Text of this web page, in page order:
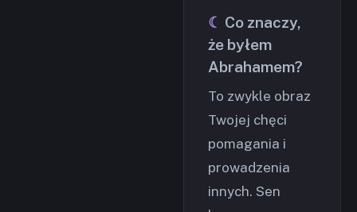
Co znaczy,
że byłem
Abrahamem?
To zwykle obraz
Twojej chęci
pomagania i
prowadzenia
innych. Sen